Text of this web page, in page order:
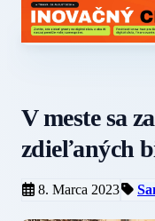
V meste sa
zdieľaných
8. Marca 2023